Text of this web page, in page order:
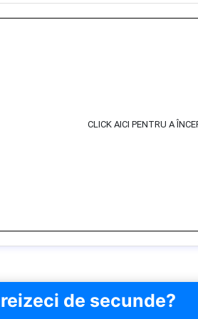
CLICK AICI PENTRU A
de secunde?